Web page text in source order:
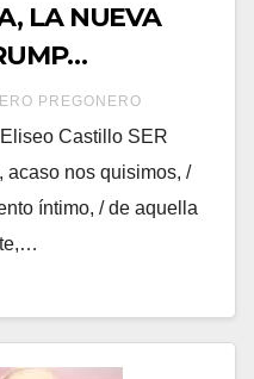
LA NUEVA
PREGONERO
Castillo SER
acaso nos quisimos, /
íntimo, / de aquella